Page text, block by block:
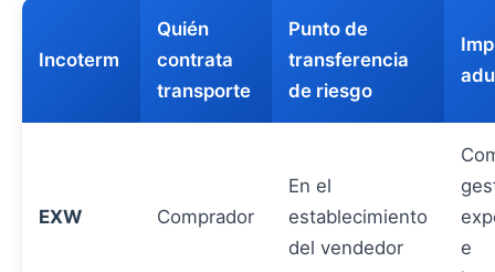
Incoterm
Quién
contrata
transporte
Punto de
transferencia
de riesgo
EXW Comprador
En el
establecimiento
del vendedor
e